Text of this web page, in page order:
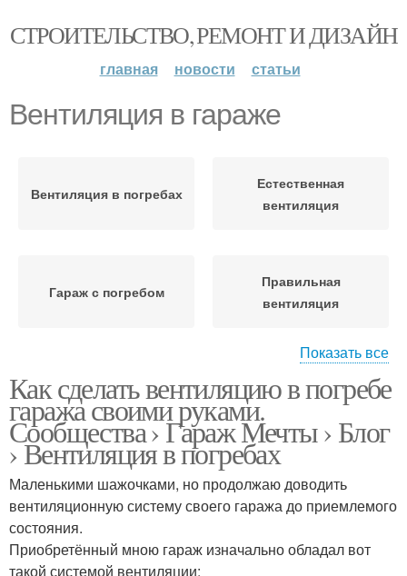
СТРОИТЕЛЬСТВО, РЕМОНТ И ДИЗАЙН
главная новости статьи
Вентиляция в гараже
Вентиляция в погребах
Естественная
вентиляция
Гараж с погребом
Правильная
вентиляция
Вентиляция в погребе
вентиляция
Принудительная
вентиляция
Гараж с подвалом
Показать все
Как сделать вентиляцию в погребе
гаража своими руками.
Сообщества › Гараж Мечты › Блог
› Вентиляция в погребах
Маленькими шажочками, но продолжаю доводить
вентиляционную систему своего гаража до приемлемого
состояния.
Приобретённый мною гараж изначально обладал вот
такой системой вентиляции: